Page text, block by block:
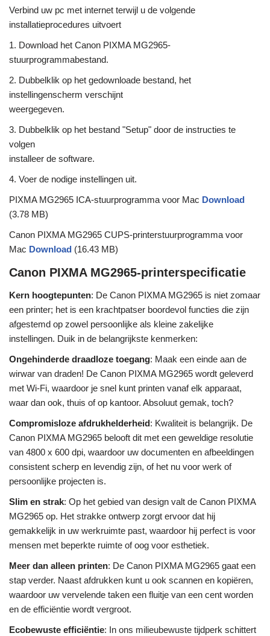
Verbind uw pc met internet terwijl u de volgende
installatieprocedures uitvoert
1. Download het Canon PIXMA MG2965-
stuurprogrammabestand.
2. Dubbelklik op het gedownloade bestand, het
instellingenscherm verschijnt
weergegeven.
3. Dubbelklik op het bestand "Setup" door de instructies te
volgen
installeer de software.
4. Voer de nodige instellingen uit.
PIXMA MG2965 ICA-stuurprogramma voor Mac Download
(3.78 MB)
Canon PIXMA MG2965 CUPS-printerstuurprogramma voor
Mac Download (16.43 MB)
Canon PIXMA MG2965-printerspecificatie
Kern hoogtepunten: De Canon PIXMA MG2965 is niet zomaar
een printer; het is een krachtpatser boordevol functies die zijn
afgestemd op zowel persoonlijke als kleine zakelijke
instellingen. Duik in de belangrijkste kenmerken:
Ongehinderde draadloze toegang: Maak een einde aan de
wirwar van draden! De Canon PIXMA MG2965 wordt geleverd
met Wi-Fi, waardoor je snel kunt printen vanaf elk apparaat,
waar dan ook, thuis of op kantoor. Absoluut gemak, toch?
Compromisloze afdrukhelderheid: Kwaliteit is belangrijk. De
Canon PIXMA MG2965 belooft dit met een geweldige resolutie
van 4800 x 600 dpi, waardoor uw documenten en afbeeldingen
consistent scherp en levendig zijn, of het nu voor werk of
persoonlijke projecten is.
Slim en strak: Op het gebied van design valt de Canon PIXMA
MG2965 op. Het strakke ontwerp zorgt ervoor dat hij
gemakkelijk in uw werkruimte past, waardoor hij perfect is voor
mensen met beperkte ruimte of oog voor esthetiek.
Meer dan alleen printen: De Canon PIXMA MG2965 gaat een
stap verder. Naast afdrukken kunt u ook scannen en kopiëren,
waardoor uw vervelende taken een fluitje van een cent worden
en de efficiëntie wordt vergroot.
Ecobewuste efficiëntie: In ons milieubewuste tijdperk schittert